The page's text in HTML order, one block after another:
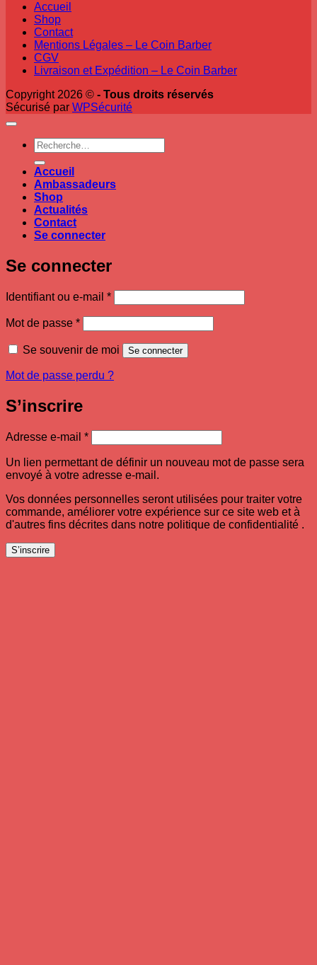
Accueil
Shop
Contact
Mentions Légales – Le Coin Barber
CGV
Livraison et Expédition – Le Coin Barber
Copyright 2026 © - Tous droits réservés
Sécurisé par WPSécurité
Recherche
pour :
Accueil
Ambassadeurs
Shop
Actualités
Contact
Se connecter
Se connecter
Identifiant ou e-mail *Obligatoire
Mot de passe *Obligatoire
Se souvenir de moi Se connecter
Mot de passe perdu ?
S’inscrire
Adresse e-mail *Obligatoire
Un lien permettant de définir un nouveau mot de passe sera
envoyé à votre adresse e-mail.
Vos données personnelles seront utilisées pour traiter votre
commande, améliorer votre expérience sur ce site web et à
d'autres fins décrites dans notre politique de confidentialité .
S’inscrire